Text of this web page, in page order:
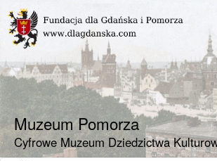
Muzeum Pomorza
Cyfrowe Muzeum Dziedzictwa